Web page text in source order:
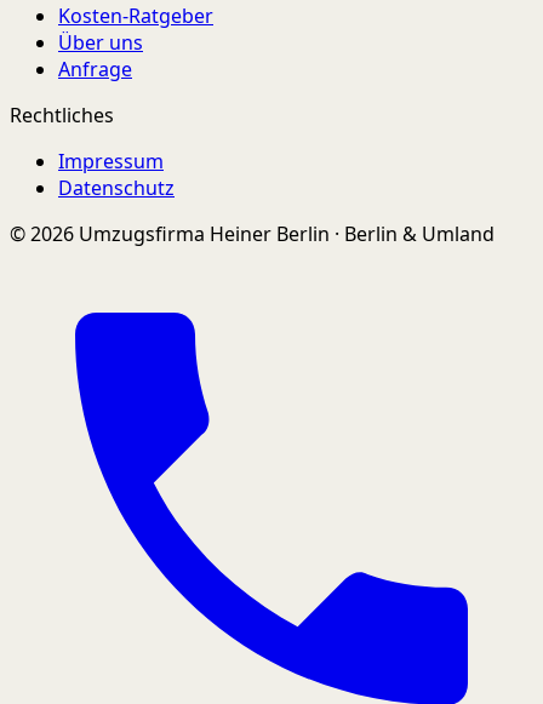
Kosten-Ratgeber
Über uns
Anfrage
Rechtliches
Impressum
Datenschutz
© 2026 Umzugsfirma Heiner Berlin · Berlin & Umland